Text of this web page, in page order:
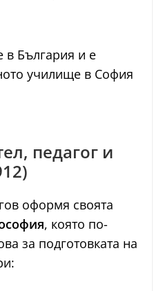
в България и е
училище в София
педагог и
оформя своята
, която по-
за подготовката на